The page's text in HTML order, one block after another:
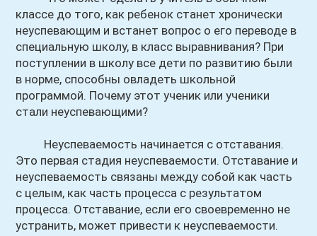
классе до того, как ребенок станет хронически
неуспевающим и встанет вопрос о его переводе в
специальную школу, в класс выравнивания? При
поступлении в школу все дети по развитию были
в норме, способны овладеть школьной
программой. Почему этот ученик или ученики
стали неуспевающими?
Неуспеваемость начинается с отставания.
Это первая стадия неуспеваемости. Отставание и
неуспеваемость связаны между собой как часть
с целым, как часть процесса с результатом
процесса. Отставание, если его своевременно не
устранить, может привести к неуспеваемости.